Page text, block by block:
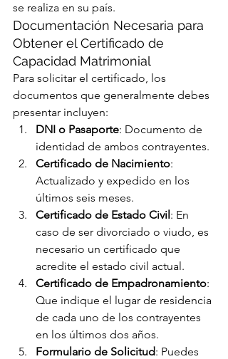
se realiza en su país.
Documentación Necesaria para
Obtener el Certificado de
Capacidad Matrimonial
Para solicitar el certificado, los
documentos que generalmente debes
presentar incluyen:
DNI o Pasaporte: Documento de
identidad de ambos contrayentes.
Certificado de Nacimiento:
Actualizado y expedido en los
últimos seis meses.
Certificado de Estado Civil: En
caso de ser divorciado o viudo, es
necesario un certificado que
acredite el estado civil actual.
Certificado de Empadronamiento:
Que indique el lugar de residencia
de cada uno de los contrayentes
en los últimos dos años.
Formulario de Solicitud: Puedes